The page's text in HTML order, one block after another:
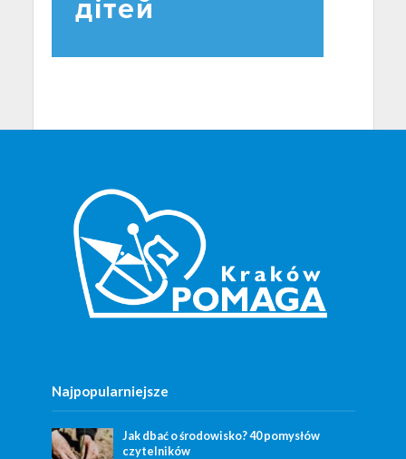
Najpopularniejsze
Jak dbać o środowisko? 40 pomysłów
czytelników